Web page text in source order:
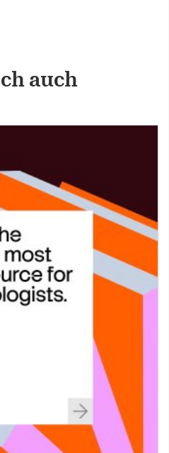
auch